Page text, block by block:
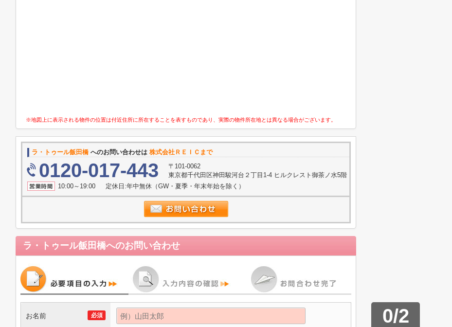
※地図上に表示される物件の位置は付近住所に所在することを表すものであり、実際の物件所在地とは異なる場合がございます。
ラ・トゥール飯田橋 へのお問い合わせは 株式会社ＲＥＩＣまで
0120-017-443
〒101-0062
東京都千代田区神田駿河台２丁目1-4 ヒルクレスト御茶ノ水5階
10:00～19:00 定休日:年中無休（GW・夏季・年末年始を除く）
ラ・トゥール飯田橋へのお問い合わせ
0/2
必須
お名前